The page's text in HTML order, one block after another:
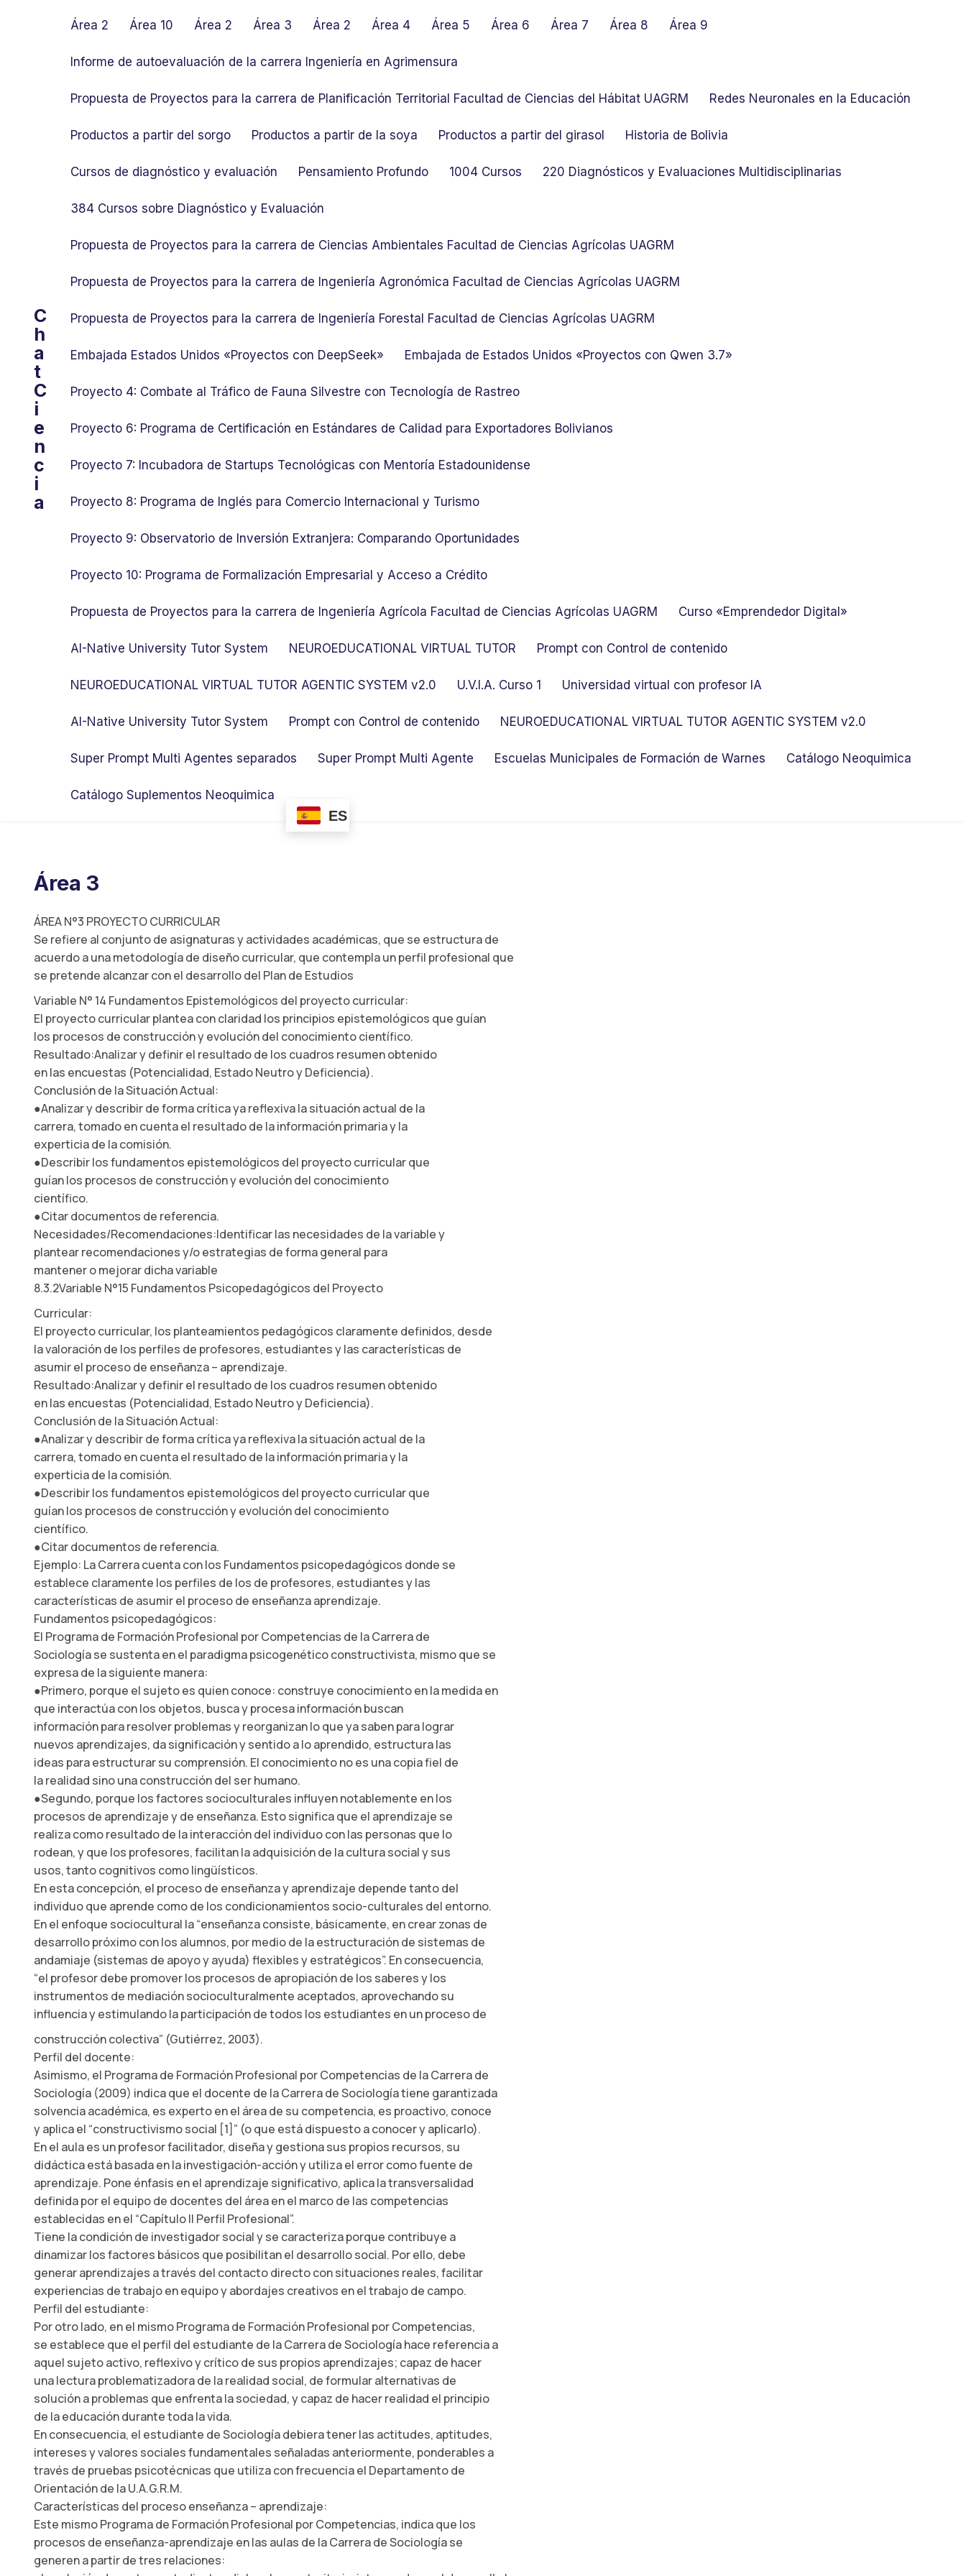
C
h
a
t
C
i
e
n
c
i
a
Área 2 Área 10 Área 2 Área 3 Área 2 Área 4 Área 5 Área 6 Área 7 Área 8 Área 9
Informe de autoevaluación de la carrera Ingeniería en Agrimensura
Propuesta de Proyectos para la carrera de Planificación Territorial Facultad de Ciencias del Hábitat UAGRM Redes Neuronales en la Educación
Productos a partir del sorgo Productos a partir de la soya Productos a partir del girasol Historia de Bolivia
Cursos de diagnóstico y evaluación Pensamiento Profundo 1004 Cursos 220 Diagnósticos y Evaluaciones Multidisciplinarias
384 Cursos sobre Diagnóstico y Evaluación
Propuesta de Proyectos para la carrera de Ciencias Ambientales Facultad de Ciencias Agrícolas UAGRM
Propuesta de Proyectos para la carrera de Ingeniería Agronómica Facultad de Ciencias Agrícolas UAGRM
Propuesta de Proyectos para la carrera de Ingeniería Forestal Facultad de Ciencias Agrícolas UAGRM
Embajada Estados Unidos «Proyectos con DeepSeek» Embajada de Estados Unidos «Proyectos con Qwen 3.7»
Proyecto 4: Combate al Tráfico de Fauna Silvestre con Tecnología de Rastreo
Proyecto 6: Programa de Certificación en Estándares de Calidad para Exportadores Bolivianos
Proyecto 7: Incubadora de Startups Tecnológicas con Mentoría Estadounidense
Proyecto 8: Programa de Inglés para Comercio Internacional y Turismo
Proyecto 9: Observatorio de Inversión Extranjera: Comparando Oportunidades
Proyecto 10: Programa de Formalización Empresarial y Acceso a Crédito
Propuesta de Proyectos para la carrera de Ingeniería Agrícola Facultad de Ciencias Agrícolas UAGRM Curso «Emprendedor Digital»
AI-Native University Tutor System NEUROEDUCATIONAL VIRTUAL TUTOR Prompt con Control de contenido
NEUROEDUCATIONAL VIRTUAL TUTOR AGENTIC SYSTEM v2.0 U.V.I.A. Curso 1 Universidad virtual con profesor IA
AI-Native University Tutor System Prompt con Control de contenido NEUROEDUCATIONAL VIRTUAL TUTOR AGENTIC SYSTEM v2.0
Super Prompt Multi Agentes separados Super Prompt Multi Agente Escuelas Municipales de Formación de Warnes Catálogo Neoquimica
Catálogo Suplementos Neoquimica
ES
Área 3
ÁREA N°3 PROYECTO CURRICULAR
Se refiere al conjunto de asignaturas y actividades académicas, que se estructura de
acuerdo a una metodología de diseño curricular, que contempla un perfil profesional que
se pretende alcanzar con el desarrollo del Plan de Estudios
Variable N° 14 Fundamentos Epistemológicos del proyecto curricular:
El proyecto curricular plantea con claridad los principios epistemológicos que guían
los procesos de construcción y evolución del conocimiento científico.
Resultado:Analizar y definir el resultado de los cuadros resumen obtenido
en las encuestas (Potencialidad, Estado Neutro y Deficiencia).
Conclusión de la Situación Actual:
●Analizar y describir de forma crítica ya reflexiva la situación actual de la
carrera, tomado en cuenta el resultado de la información primaria y la
experticia de la comisión.
●Describir los fundamentos epistemológicos del proyecto curricular que
guían los procesos de construcción y evolución del conocimiento
científico.
●Citar documentos de referencia.
Necesidades/Recomendaciones:Identificar las necesidades de la variable y
plantear recomendaciones y/o estrategias de forma general para
mantener o mejorar dicha variable
8.3.2Variable N°15 Fundamentos Psicopedagógicos del Proyecto
Curricular:
El proyecto curricular, los planteamientos pedagógicos claramente definidos, desde
la valoración de los perfiles de profesores, estudiantes y las características de
asumir el proceso de enseñanza – aprendizaje.
Resultado:Analizar y definir el resultado de los cuadros resumen obtenido
en las encuestas (Potencialidad, Estado Neutro y Deficiencia).
Conclusión de la Situación Actual:
●Analizar y describir de forma crítica ya reflexiva la situación actual de la
carrera, tomado en cuenta el resultado de la información primaria y la
experticia de la comisión.
●Describir los fundamentos epistemológicos del proyecto curricular que
guían los procesos de construcción y evolución del conocimiento
científico.
●Citar documentos de referencia.
Ejemplo: La Carrera cuenta con los Fundamentos psicopedagógicos donde se
establece claramente los perfiles de los de profesores, estudiantes y las
características de asumir el proceso de enseñanza aprendizaje.
Fundamentos psicopedagógicos:
El Programa de Formación Profesional por Competencias de la Carrera de
Sociología se sustenta en el paradigma psicogenético constructivista, mismo que se
expresa de la siguiente manera:
●Primero, porque el sujeto es quien conoce: construye conocimiento en la medida en
que interactúa con los objetos, busca y procesa información buscan
información para resolver problemas y reorganizan lo que ya saben para lograr
nuevos aprendizajes, da significación y sentido a lo aprendido, estructura las
ideas para estructurar su comprensión. El conocimiento no es una copia fiel de
la realidad sino una construcción del ser humano.
●Segundo, porque los factores socioculturales influyen notablemente en los
procesos de aprendizaje y de enseñanza. Esto significa que el aprendizaje se
realiza como resultado de la interacción del individuo con las personas que lo
rodean, y que los profesores, facilitan la adquisición de la cultura social y sus
usos, tanto cognitivos como lingüísticos.
En esta concepción, el proceso de enseñanza y aprendizaje depende tanto del
individuo que aprende como de los condicionamientos socio-culturales del entorno.
En el enfoque sociocultural la “enseñanza consiste, básicamente, en crear zonas de
desarrollo próximo con los alumnos, por medio de la estructuración de sistemas de
andamiaje (sistemas de apoyo y ayuda) flexibles y estratégicos”. En consecuencia,
“el profesor debe promover los procesos de apropiación de los saberes y los
instrumentos de mediación socioculturalmente aceptados, aprovechando su
influencia y estimulando la participación de todos los estudiantes en un proceso de
construcción colectiva” (Gutiérrez, 2003).
Perfil del docente:
Asimismo, el Programa de Formación Profesional por Competencias de la Carrera de
Sociología (2009) indica que el docente de la Carrera de Sociología tiene garantizada
solvencia académica, es experto en el área de su competencia, es proactivo, conoce
y aplica el “constructivismo social [1]” (o que está dispuesto a conocer y aplicarlo).
En el aula es un profesor facilitador, diseña y gestiona sus propios recursos, su
didáctica está basada en la investigación-acción y utiliza el error como fuente de
aprendizaje. Pone énfasis en el aprendizaje significativo, aplica la transversalidad
definida por el equipo de docentes del área en el marco de las competencias
establecidas en el “Capítulo II Perfil Profesional”.
Tiene la condición de investigador social y se caracteriza porque contribuye a
dinamizar los factores básicos que posibilitan el desarrollo social. Por ello, debe
generar aprendizajes a través del contacto directo con situaciones reales, facilitar
experiencias de trabajo en equipo y abordajes creativos en el trabajo de campo.
Perfil del estudiante:
Por otro lado, en el mismo Programa de Formación Profesional por Competencias,
se establece que el perfil del estudiante de la Carrera de Sociología hace referencia a
aquel sujeto activo, reflexivo y crítico de sus propios aprendizajes; capaz de hacer
una lectura problematizadora de la realidad social, de formular alternativas de
solución a problemas que enfrenta la sociedad, y capaz de hacer realidad el principio
de la educación durante toda la vida.
En consecuencia, el estudiante de Sociología debiera tener las actitudes, aptitudes,
intereses y valores sociales fundamentales señaladas anteriormente, ponderables a
través de pruebas psicotécnicas que utiliza con frecuencia el Departamento de
Orientación de la U.A.G.R.M.
Características del proceso enseñanza – aprendizaje:
Este mismo Programa de Formación Profesional por Competencias, indica que los
procesos de enseñanza-aprendizaje en las aulas de la Carrera de Sociología se
generen a partir de tres relaciones: